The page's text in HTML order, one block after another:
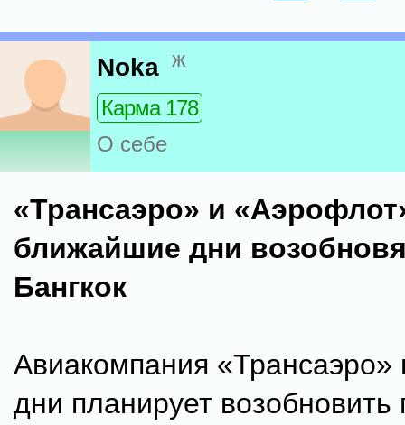
Noka ж
Карма 178
О себе
«Трансаэро» и
ближайшие дни
Бангкок
Авиакомпания
дни планирует возобновить